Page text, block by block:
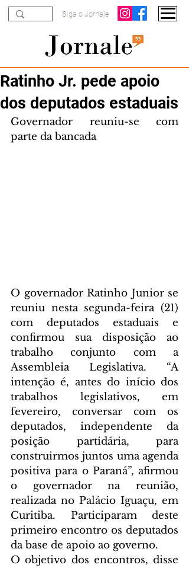
Siga o Jornale
Ratinho Jr. pede apoio
dos deputados estaduais
Governador reuniu-se com
parte da bancada
O governador Ratinho Junior se
reuniu nesta segunda-feira (21)
com deputados estaduais e
confirmou sua disposição ao
trabalho conjunto com a
Assembleia Legislativa. “A
intenção é, antes do início dos
trabalhos legislativos, em
fevereiro, conversar com os
deputados, independente da
posição partidária, para
construirmos juntos uma agenda
positiva para o Paraná”, afirmou
o governador na reunião,
realizada no Palácio Iguaçu, em
Curitiba. Participaram deste
primeiro encontro os deputados
da base de apoio ao governo.
O objetivo dos encontros, disse